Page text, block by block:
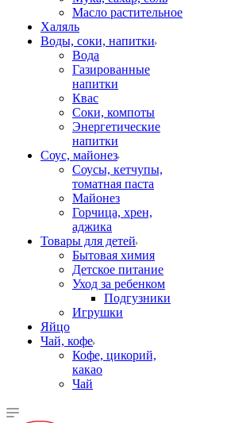
Масло растительное
Халяль
Воды, соки, напитки
Вода
Газированные
напитки
Квас
Соки, компоты
Энергетические
напитки
Соус, майонез
Соусы, кетчупы,
томатная паста
Майонез
Горчица, хрен,
аджика
Товары для детей
Бытовая химия
Детское питание
Уход за ребенком
Подгузники
Игрушки
Яйцо
Чай, кофе
Кофе, цикорий,
какао
Чай